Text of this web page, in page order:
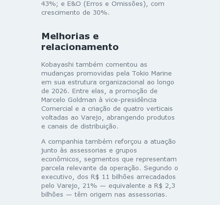
43%; e E&O (Erros e Omissões), com
crescimento de 30%.
Melhorias e
relacionamento
Kobayashi também comentou as
mudanças promovidas pela Tokio Marine
em sua estrutura organizacional ao longo
de 2026. Entre elas, a promoção de
Marcelo Goldman à vice-presidência
Comercial e a criação de quatro verticais
voltadas ao Varejo, abrangendo produtos
e canais de distribuição.
A companhia também reforçou a atuação
junto às assessorias e grupos
econômicos, segmentos que representam
parcela relevante da operação. Segundo o
executivo, dos R$ 11 bilhões arrecadados
pelo Varejo, 21% — equivalente a R$ 2,3
bilhões — têm origem nas assessorias.